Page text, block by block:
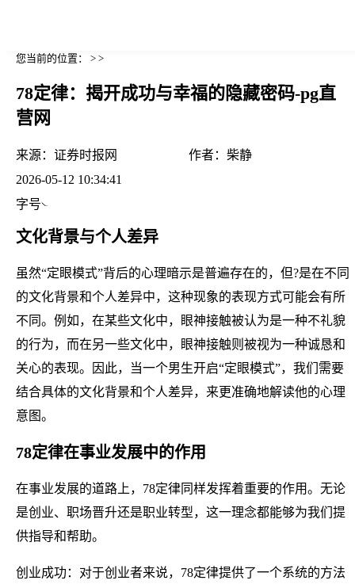
您当前的位置： > >
78定律：揭开成功与幸福的隐藏密码-pg直
营网
来源： 证券时报网 作者： 柴静
2026-05-12 10:34:41
字号
文化背景与个人差异
虽然“定眼模式”背后的心理暗示是普遍存在的，但?是在不同
的文化背景和个人差异中，这种现象的表现方式可能会有所
不同。例如，在某些文化中，眼神接触被认为是一种不礼貌
的行为，而在另一些文化中，眼神接触则被视为一种诚恳和
关心的表现。因此，当一个男生开启“定眼模式”，我们需要
结合具体的文化背景和个人差异，来更准确地解读他的心理
意图。
78定律在事业发展中的作用
在事业发展的道路上，78定律同样发挥着重要的作用。无论
是创业、职场晋升还是职业转型，这一理念都能够为我们提
供指导和帮助。
创业成功：对于创业者来说，78定律提供了一个系统的方法